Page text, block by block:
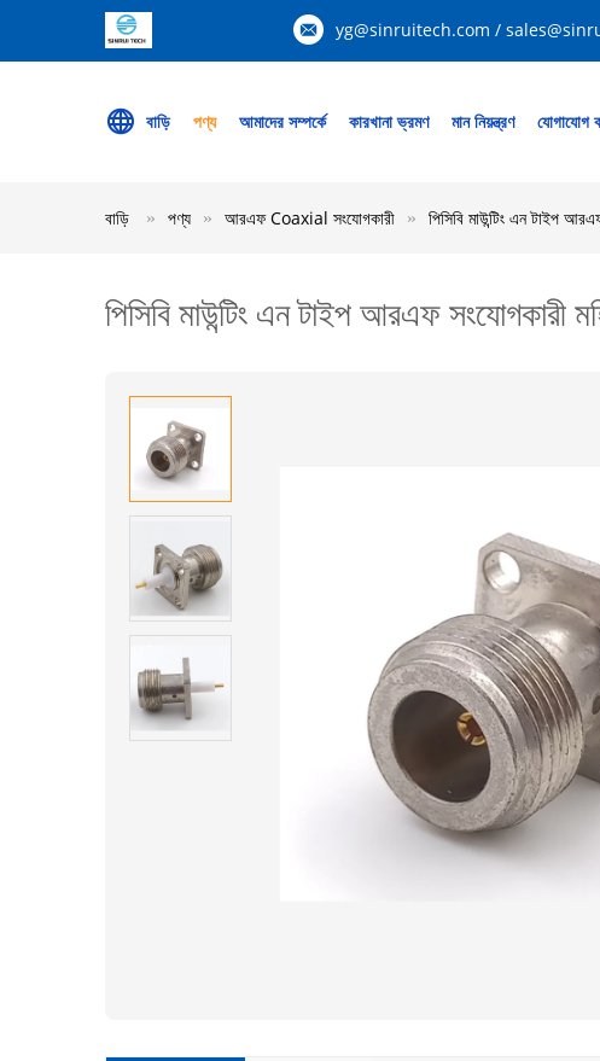
yg@sinruitech.com /
বাড়ি পণ্য আমাদের সম্পর্কে কারখানা ভ্রমণ মান নিয়ন্ত্রণ যোগাযোগ
বাড়ি পণ্য আরএফ Coaxial সংযোগকারী পিসিবি মাউন্টিং এন টাইপ
পিসিবি মাউন্টিং এন টাইপ আরএফ সংযোগকারী